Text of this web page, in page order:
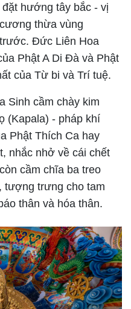
hướng tây bắc - vị
thừa vùng
Đức Liên Hoa
Phật A Di Đà và Phật
của Từ bi và Trí tuệ.
Sinh cầm chày kim
(Kapala) - pháp khí
Phật Thích Ca hay
nhắc nhở về cái chết
cầm chĩa ba treo
tượng trưng cho tam
thân và hóa thân.